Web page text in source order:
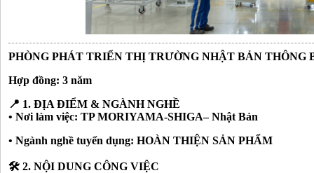
PHÒNG PHÁT TRIỂN THỊ TRƯỜNG NHẬT BẢN THÔNG
Hợp đồng: 3 năm
📍 1. ĐỊA ĐIỂM & NGÀNH NGHỀ
• Nơi làm việc: TP MORIYAMA-SHIGA– Nhật Bản
• Ngành nghề tuyển dụng: HOÀN THIỆN SẢN PHẨM
🛠️ 2. NỘI DUNG CÔNG VIỆC